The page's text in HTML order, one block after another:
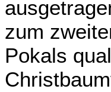
zum
Pokals